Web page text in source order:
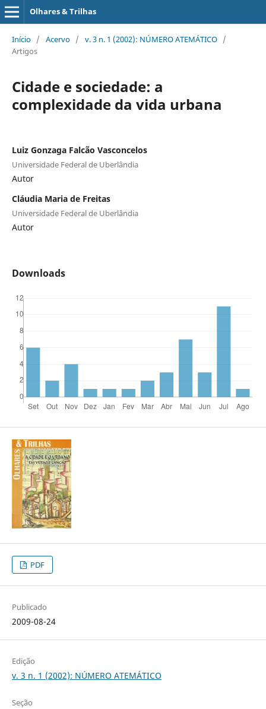
Olhares & Trilhas
Início / Acervo / v. 3 n. 1 (2002): NÚMERO ATEMÁTICO /
Artigos
Cidade e sociedade: a
complexidade da vida urbana
Luiz Gonzaga Falcão Vasconcelos
Universidade Federal de Uberlândia
Autor
Cláudia Maria de Freitas
Universidade Federal de Uberlândia
Autor
Downloads
PDF
Publicado
2009-08-24
Edição
v. 3 n. 1 (2002): NÚMERO ATEMÁTICO
Seção